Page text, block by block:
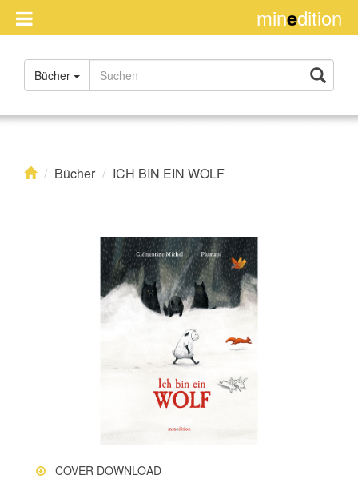
minedition
Impressum
Über
Rights
Bücher
Bücher ICH BIN EIN WOLF
COVER DOWNLOAD